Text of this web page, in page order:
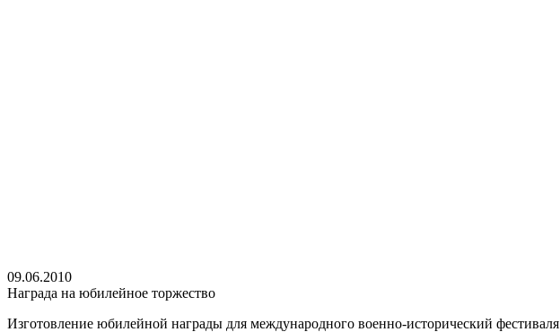
09.06.2010
Награда на юбилейное торжество
Изготовление юбилейной награды для международного военно-исторический фестиваля